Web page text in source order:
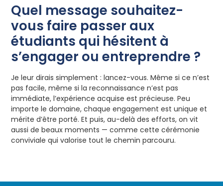
Quel message souhaitez-
vous faire passer aux
étudiants qui hésitent à
s’engager ou entreprendre ?
Je leur dirais simplement : lancez-vous. Même si ce n’est
pas facile, même si la reconnaissance n’est pas
immédiate, l’expérience acquise est précieuse. Peu
importe le domaine, chaque engagement est unique et
mérite d’être porté. Et puis, au-delà des efforts, on vit
aussi de beaux moments — comme cette cérémonie
conviviale qui valorise tout le chemin parcouru.